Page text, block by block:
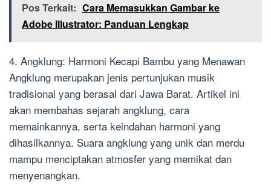
Pos Terkait: Cara Memasukkan Gambar ke
Adobe Illustrator: Panduan Lengkap
4. Angklung: Harmoni Kecapi Bambu yang Menawan
Angklung merupakan jenis pertunjukan musik
tradisional yang berasal dari Jawa Barat. Artikel ini
akan membahas sejarah angklung, cara
memainkannya, serta keindahan harmoni yang
dihasilkannya. Suara angklung yang unik dan merdu
mampu menciptakan atmosfer yang memikat dan
menyenangkan.